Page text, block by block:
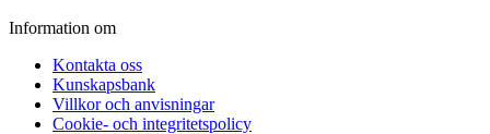
Information om
Kontakta oss
Kunskapsbank
Villkor och anvisningar
Cookie- och integritetspolicy